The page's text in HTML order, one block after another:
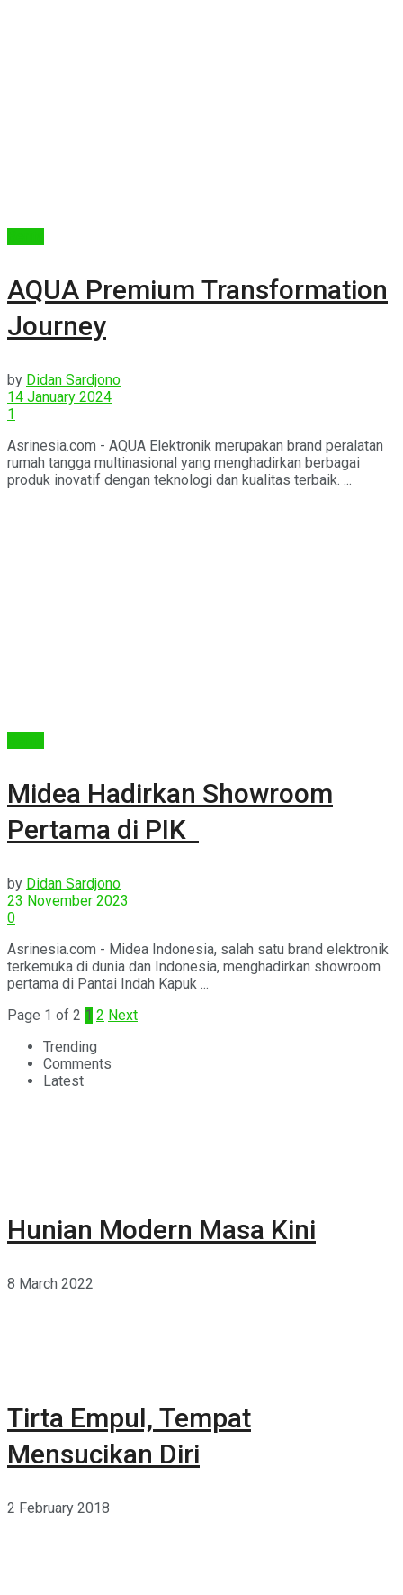
AQUA Premium Transformation
Journey
by Didan Sardjono
14 January 2024
1
Asrinesia.com - AQUA Elektronik merupakan brand peralatan
rumah tangga multinasional yang menghadirkan berbagai
produk inovatif dengan teknologi dan kualitas terbaik. ...
Midea Hadirkan Showroom
Pertama di PIK
by Didan Sardjono
23 November 2023
0
Asrinesia.com - Midea Indonesia, salah satu brand elektronik
terkemuka di dunia dan Indonesia, menghadirkan showroom
pertama di Pantai Indah Kapuk ...
Page 1 of 2 1 2 Next
Trending
Comments
Latest
Hunian Modern Masa Kini
8 March 2022
Tirta Empul, Tempat
Mensucikan Diri
2 February 2018